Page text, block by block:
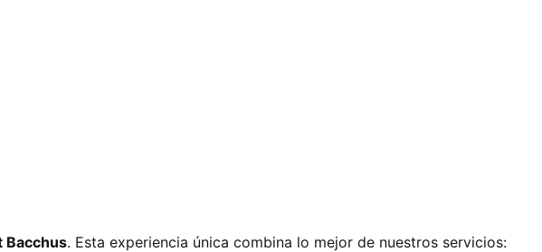
Bacchus. Esta experiencia única combina lo mejor de nuestros servicios: